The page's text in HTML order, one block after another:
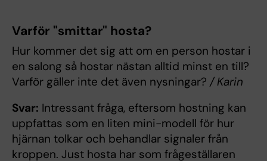
Varför "smittar" hosta?
Hur kommer det sig att om en person hostar i
en salong så hostar nästan alltid minst en till?
Varför gäller inte det även nysningar? / Karin
Svar: Intressant fråga, eftersom hostning kan
uppfattas som en liten mini-modell för hur
hjärnan tolkar och behandlar signaler från
kroppen. Just hosta har som frågeställaren